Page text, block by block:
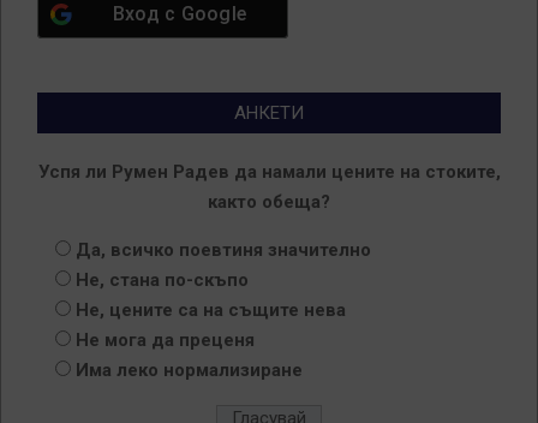
Вход с Google
АНКЕТИ
Успя ли Румен Радев да намали цените на стоките,
както обеща?
Да, всичко поевтиня значително
Не, стана по-скъпо
Не, цените са на същите нева
Не мога да преценя
Има леко нормализиране